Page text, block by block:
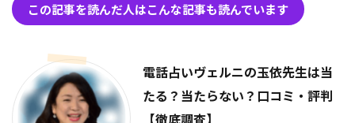
この記事を読んだ人はこんな記事も読んでいます
電話占いヴェルニの玉依先生は当
たる？当たらない？口コミ・評判
【徹底調査】